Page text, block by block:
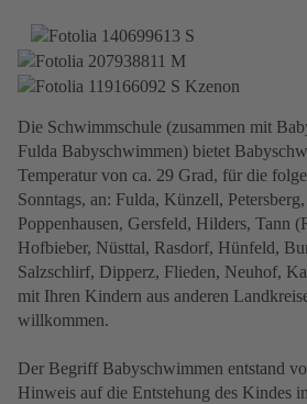
Die Schwimmschule (zusammen mit
Fulda Babyschwimmen) bietet
Temperatur von ca. 29 Grad, für die
Sonntags, an: Fulda, Künzell,
Poppenhausen, Gersfeld, Hilders, Tann
Hofbieber, Nüsttal, Rasdorf, Hünfeld,
Salzschlirf, Dipperz, Flieden, Neuhof,
mit Ihren Kindern aus anderen
willkommen.
Der Begriff Babyschwimmen entstand
Hinweis auf die Entstehung des Kindes